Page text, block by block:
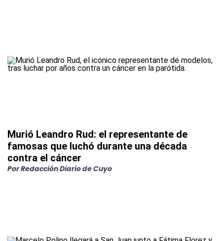
Murió Leandro Rud: el representante de
famosas que luchó durante una década
contra el cáncer
PorRedacción Diario de Cuyo